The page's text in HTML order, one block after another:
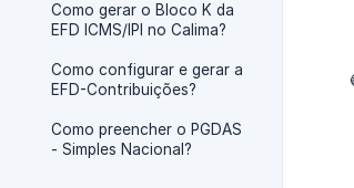
Como gerar o Bloco K da
EFD ICMS/IPI no Calima?
Como configurar e gerar a
EFD-Contribuições?
Como preencher o PGDAS
- Simples Nacional?